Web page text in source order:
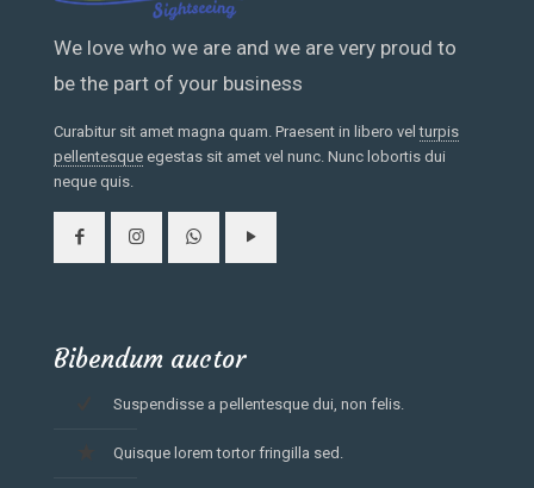
We love who we are and we are very proud to
be the part of your business
Curabitur sit amet magna quam. Praesent in libero velturpis
pellentesque egestas sit amet vel nunc. Nunc lobortis dui
neque quis.
Bibendum auctor
Suspendisse a pellentesque dui, non felis.
Quisque lorem tortor fringilla sed.